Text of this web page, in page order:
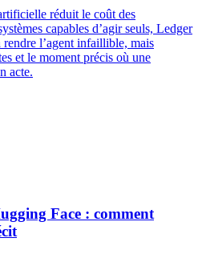
réduit le coût des
capables d’agir seuls, Ledger
l’agent infaillible, mais
et le moment précis où une
acte.
Face : comment